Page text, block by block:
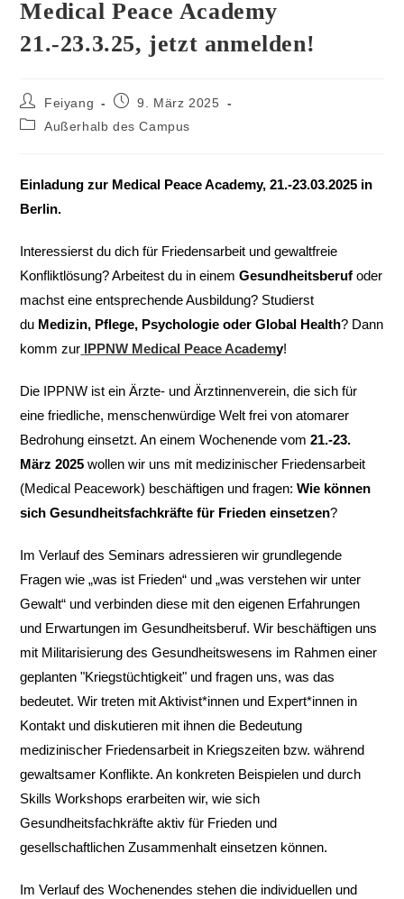
Medical Peace Academy
21.-23.3.25, jetzt anmelden!
Feiyang
9. März 2025
Außerhalb des Campus
Einladung zur Medical Peace Academy, 21.-23.03.2025 in
Berlin.
Interessierst du dich für Friedensarbeit und gewaltfreie
Konfliktlösung? Arbeitest du in einem Gesundheitsberuf oder
machst eine entsprechende Ausbildung? Studierst
du Medizin, Pflege, Psychologie oder Global Health? Dann
komm zur IPPNW Medical Peace Academy!
Die IPPNW ist ein Ärzte- und Ärztinnenverein, die sich für
eine friedliche, menschenwürdige Welt frei von atomarer
Bedrohung einsetzt. An einem Wochenende vom21.-23.
März 2025 wollen wir uns mit medizinischer Friedensarbeit
(Medical Peacework) beschäftigen und fragen:Wie können
sich Gesundheitsfachkräfte für Frieden einsetzen?
Im Verlauf des Seminars adressieren wir grundlegende
Fragen wie „was ist Frieden“ und „was verstehen wir unter
Gewalt“ und verbinden diese mit den eigenen Erfahrungen
und Erwartungen im Gesundheitsberuf. Wir beschäftigen uns
mit Militarisierung des Gesundheitswesens im Rahmen einer
geplanten "Kriegstüchtigkeit" und fragen uns, was das
bedeutet. Wir treten mit Aktivist*innen und Expert*innen in
Kontakt und diskutieren mit ihnen die Bedeutung
medizinischer Friedensarbeit in Kriegszeiten bzw. während
gewaltsamer Konflikte. An konkreten Beispielen und durch
Skills Workshops erarbeiten wir, wie sich
Gesundheitsfachkräfte aktiv für Frieden und
gesellschaftlichen Zusammenhalt einsetzen können.
Im Verlauf des Wochenendes stehen die individuellen und